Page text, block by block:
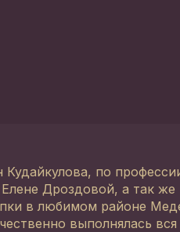
Кудайкулова, по
Дроздовой, а так же
в любимом районе
выполнялась вся